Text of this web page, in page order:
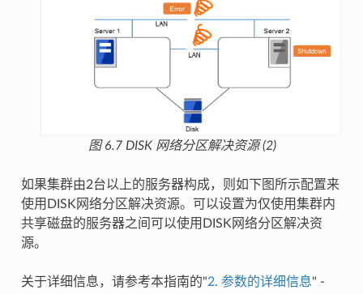
图 6.7 DISK 网络分区解决资源 (2)
如果集群由2台以上的服务器构成，则如下图所示配置来
使用DISK网络分区解决资源。可以设置为仅使用集群内
共享磁盘的服务器之间可以使用DISK网络分区解决资
源。
关于详细信息，请参考本指南的"2. 参数的详细信息" -